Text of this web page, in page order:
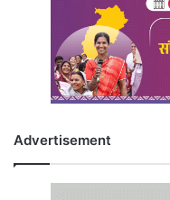
Advertisement